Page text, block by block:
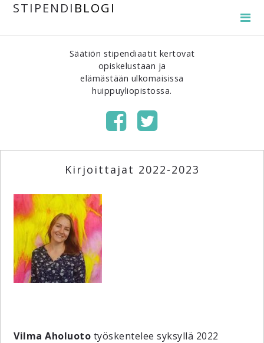
STIPENDI BLOGI
Säätiön stipendiaatit kertovat
opiskelustaan ja
elämästään ulkomaisissa
huippuyliopistossa.
Kirjoittajat 2022-2023
Vilma Aholuoto työskentelee syksyllä 2022